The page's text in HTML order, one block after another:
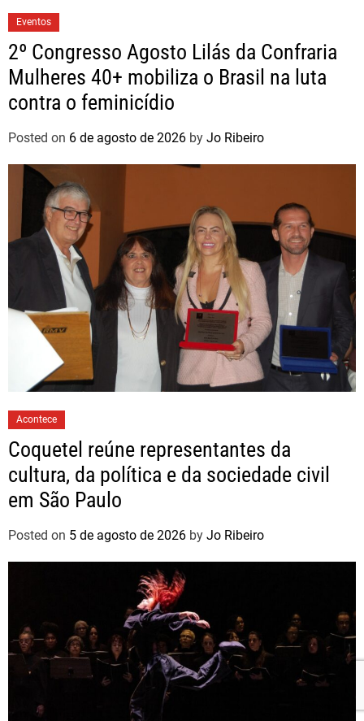
Eventos
2º Congresso Agosto Lilás da Confraria
Mulheres 40+ mobiliza o Brasil na luta
contra o feminicídio
Posted on 6 de agosto de 2026 by Jo Ribeiro
Acontece
Coquetel reúne representantes da
cultura, da política e da sociedade civil
em São Paulo
Posted on 5 de agosto de 2026 by Jo Ribeiro